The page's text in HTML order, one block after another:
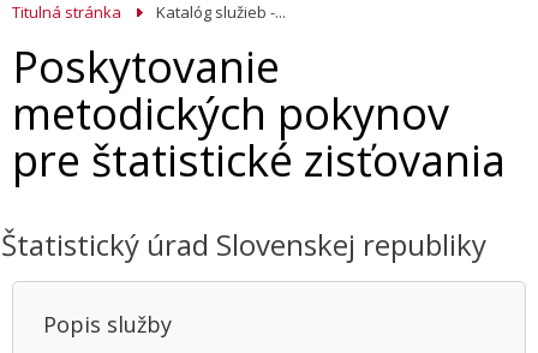
Titulná stránka Katalóg služieb -...
Poskytovanie
metodických pokynov
pre štatistické zisťovania
Štatistický úrad Slovenskej republiky
Popis služby